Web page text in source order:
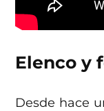
Elenco y
Desde hace